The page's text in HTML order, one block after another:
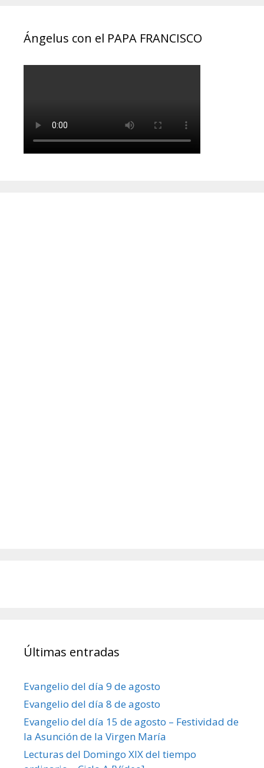
Ángelus con el PAPA FRANCISCO
Últimas entradas
Evangelio del día 9 de agosto
Evangelio del día 8 de agosto
Evangelio del día 15 de agosto – Festividad de
la Asunción de la Virgen María
Lecturas del Domingo XIX del tiempo